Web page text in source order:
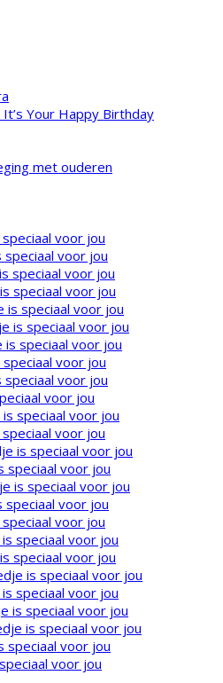
Your Happy Birthday
met ouderen
voor jou
voor jou
speciaal voor jou
speciaal voor jou
is speciaal voor jou
is speciaal voor jou
speciaal voor jou
voor jou
voor jou
voor jou
speciaal voor jou
voor jou
is speciaal voor jou
speciaal voor jou
is speciaal voor jou
speciaal voor jou
voor jou
speciaal voor jou
speciaal voor jou
is speciaal voor jou
speciaal voor jou
is speciaal voor jou
is speciaal voor jou
speciaal voor jou
voor jou